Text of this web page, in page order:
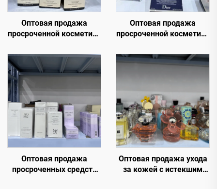
Оптовая продажа
просроченной косметики
премиальные бренды по
скидочным ценам для
интернет-магазинов, спа
и розничных магазинов
Оптовая продажа
просроченной косметики
предлагает широкий
выбор косметических
низким, со скидкой
ценам для всех целей и
случаев использования
Оптовая продажа
просроченных средств
Оптовая продажа ухода
за кожей с истекшим